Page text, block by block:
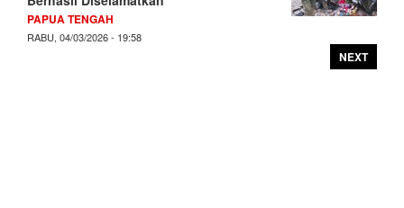
PAPUA TENGAH
RABU, 04/03/2026 - 19:58
NEXT